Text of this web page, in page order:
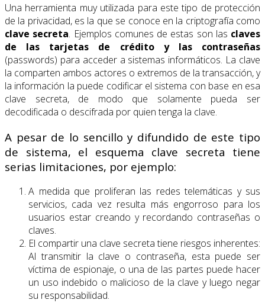
Una herramienta muy utilizada para este tipo de protección
de la privacidad, es la que se conoce en la criptografía como
clave secreta. Ejemplos comunes de estas son las claves
de las tarjetas de crédito y las contraseñas
(passwords) para acceder a sistemas informáticos. La clave
la comparten ambos actores o extremos de la transacción, y
la información la puede codificar el sistema con base en esa
clave secreta, de modo que solamente pueda ser
decodificada o descifrada por quien tenga la clave.
A pesar de lo sencillo y difundido de este tipo
de sistema, el esquema clave secreta tiene
serias limitaciones, por ejemplo:
A medida que proliferan las redes telemáticas y sus
servicios, cada vez resulta más engorroso para los
usuarios estar creando y recordando contraseñas o
claves.
El compartir una clave secreta tiene riesgos inherentes:
Al transmitir la clave o contraseña, esta puede ser
víctima de espionaje, o una de las partes puede hacer
un uso indebido o malicioso de la clave y luego negar
su responsabilidad.